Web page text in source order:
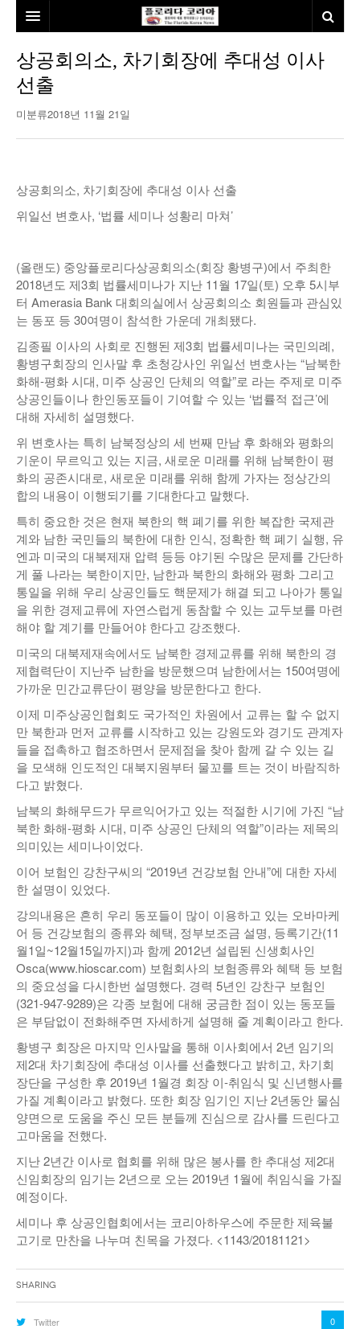
본사소개
뉴스
김명열칼럼
김선옥칼럼
본보특집
100인선
여행
놀이공원
낚시/비치
골프
상공회의소, 차기회장에 추대성 이사
선출
미분류2018년 11월 21일
상공회의소, 차기회장에 추대성 이사 선출
위일선 변호사, ‘법률 세미나 성황리 마쳐’
(올랜도) 중앙플로리다상공회의소(회장 황병구)에서 주최한
2018년도 제3회 법률세미나가 지난 11월 17일(토) 오후 5시부
터 Amerasia Bank 대회의실에서 상공회의소 회원들과 관심있
는 동포 등 30여명이 참석한 가운데 개최됐다.
김종필 이사의 사회로 진행된 제3회 법률세미나는 국민의례,
황병구회장의 인사말 후 초청강사인 위일선 변호사는 “남북한
화해-평화 시대, 미주 상공인 단체의 역할”로 라는 주제로 미주
상공인들이나 한인동포들이 기여할 수 있는 ‘법률적 접근’에
대해 자세히 설명했다.
위 변호사는 특히 남북정상의 세 번째 만남 후 화해와 평화의
기운이 무르익고 있는 지금, 새로운 미래를 위해 남북한이 평
화의 공존시대로, 새로운 미래를 위해 함께 가자는 정상간의
합의 내용이 이행되기를 기대한다고 말했다.
특히 중요한 것은 현재 북한의 핵 폐기를 위한 복잡한 국제관
계와 남한 국민들의 북한에 대한 인식, 정확한 핵 폐기 실행, 유
엔과 미국의 대북제재 압력 등등 야기된 수많은 문제를 간단하
게 풀 나라는 북한이지만, 남한과 북한의 화해와 평화 그리고
통일을 위해 우리 상공인들도 핵문제가 해결 되고 나아가 통일
을 위한 경제교류에 자연스럽게 동참할 수 있는 교두보를 마련
해야 할 계기를 만들어야 한다고 강조했다.
미국의 대북제재속에서도 남북한 경제교류를 위해 북한의 경
제협력단이 지난주 남한을 방문했으며 남한에서는 150여명에
가까운 민간교류단이 평양을 방문한다고 한다.
이제 미주상공인협회도 국가적인 차원에서 교류는 할 수 없지
만 북한과 먼저 교류를 시작하고 있는 강원도와 경기도 관계자
들을 접촉하고 협조하면서 문제점을 찾아 함께 갈 수 있는 길
을 모색해 인도적인 대북지원부터 물꼬를 트는 것이 바람직하
다고 밝혔다.
남북의 화해무드가 무르익어가고 있는 적절한 시기에 가진 “남
북한 화해-평화 시대, 미주 상공인 단체의 역할”이라는 제목의
의미있는 세미나이었다.
이어 보험인 강찬구씨의 “2019년 건강보험 안내”에 대한 자세
한 설명이 있었다.
강의내용은 흔히 우리 동포들이 많이 이용하고 있는 오바마케
어 등 건강보험의 종류와 혜택, 정부보조금 설명, 등록기간(11
월1일~12월15일까지)과 함께 2012년 설립된 신생회사인
Osca(www.hioscar.com) 보험회사의 보험종류와 혜택 등 보험
의 중요성을 다시한번 설명했다. 경력 5년인 강찬구 보험인
(321-947-9289)은 각종 보험에 대해 궁금한 점이 있는 동포들
은 부담없이 전화해주면 자세하게 설명해 줄 계획이라고 한다.
황병구 회장은 마지막 인사말을 통해 이사회에서 2년 임기의
제2대 차기회장에 추대성 이사를 선출했다고 밝히고, 차기회
장단을 구성한 후 2019년 1월경 회장 이-취임식 및 신년행사를
가질 계획이라고 밝혔다. 또한 회장 임기인 지난 2년동안 물심
양면으로 도움을 주신 모든 분들께 진심으로 감사를 드린다고
고마움을 전했다.
지난 2년간 이사로 협회를 위해 많은 봉사를 한 추대성 제2대
신임회장의 임기는 2년으로 오는 2019년 1월에 취임식을 가질
예정이다.
세미나 후 상공인협회에서는 코리아하우스에 주문한 제육불
고기로 만찬을 나누며 친목을 가졌다. <1143/20181121>
Sharing
Twitter 0